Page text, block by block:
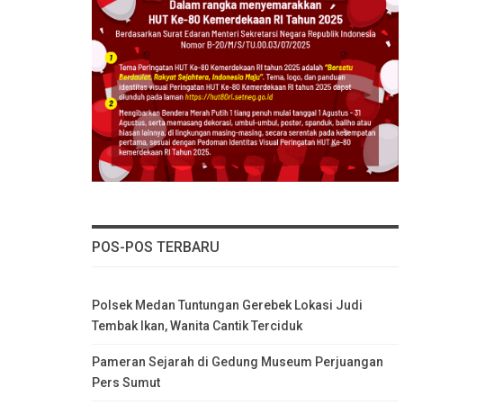
POS-POS TERBARU
Polsek Medan Tuntungan Gerebek Lokasi Judi
Tembak Ikan, Wanita Cantik Terciduk
Pameran Sejarah di Gedung Museum Perjuangan
Pers Sumut